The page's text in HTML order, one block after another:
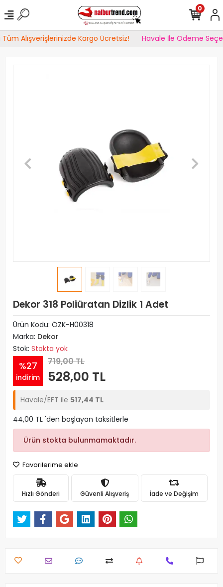
Alışverişlerinizde Kargo Ücretsiz! Havale İle Ödeme
0
Dekor 318 Poliüratan Dizlik 1 Adet
Ürün Kodu: ÖZK-H00318
Marka: Dekor
Stok: Stokta yok
%27
indirim
719,00 TL
528,00 TL
Havale/EFT ile 517,44 TL
44,00 TL 'den başlayan taksitlerle
Ürün stokta bulunmamaktadır.
Favorilerime ekle
Hızlı Gönderi Güvenli Alışveriş İade ve Değişim